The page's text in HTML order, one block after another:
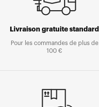
Livraison gratuite standard
Pour les commandes de plus de
100 €